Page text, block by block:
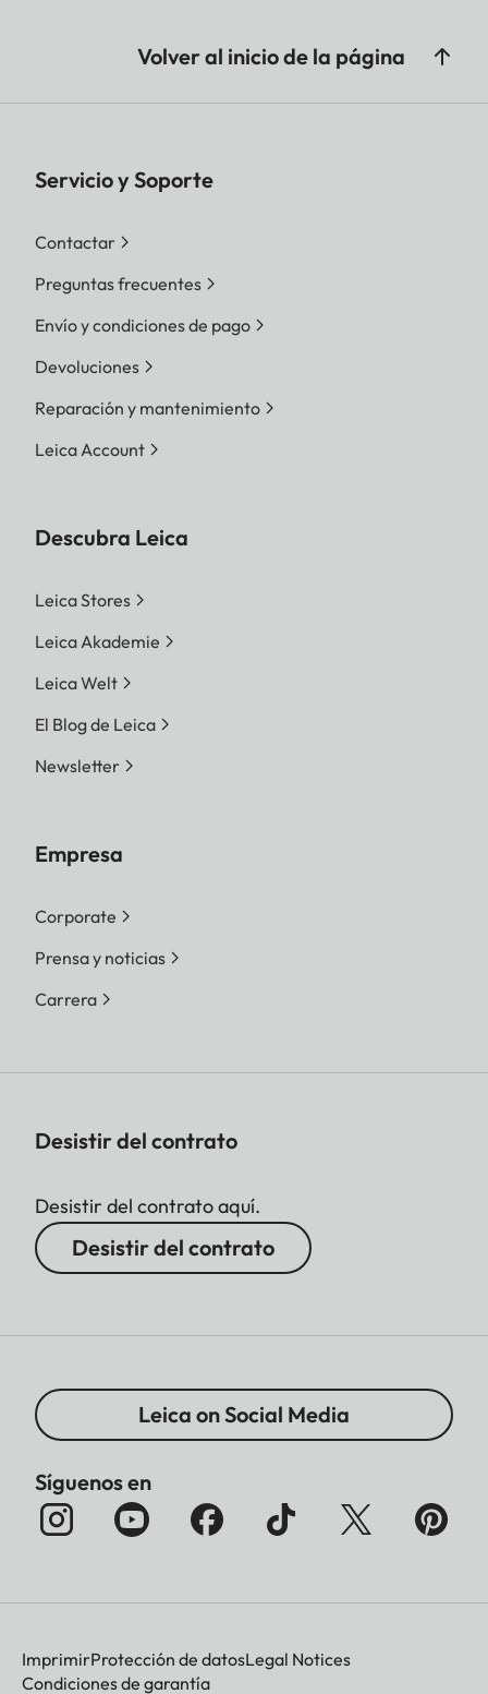
Volver al inicio de la página
Servicio y Soporte
Contactar
Preguntas frecuentes
Envío y condiciones de pago
Devoluciones
Reparación y mantenimiento
Leica Account
Descubra Leica
Leica Stores
Leica Akademie
Leica Welt
El Blog de Leica
Newsletter
Empresa
Corporate
Prensa y noticias
Carrera
Desistir del contrato
Desistir del contrato aquí.
Desistir del contrato
Leica on Social Media
Síguenos en
ImprimirProtección de datosLegal Notices
Condiciones de garantía